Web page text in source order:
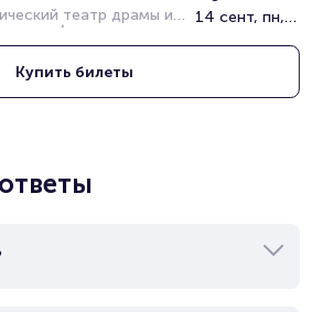
театр драмы им.
14 сент, пн, 19:00
Купить билеты